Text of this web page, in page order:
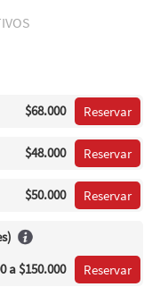
$68.000 Reservar
$48.000 Reservar
$50.000 Reservar
a $150.000 Reservar